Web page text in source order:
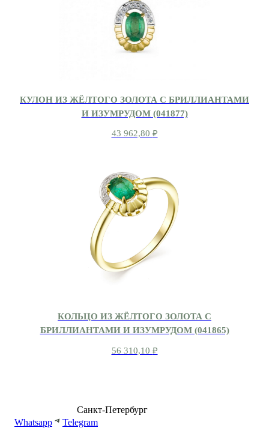
КУЛОН ИЗ ЖЁЛТОГО ЗОЛОТА С БРИЛЛИАНТАМИ
И ИЗУМРУДОМ (041877)
43 962,80 ₽
КОЛЬЦО ИЗ ЖЁЛТОГО ЗОЛОТА С
БРИЛЛИАНТАМИ И ИЗУМРУДОМ (041865)
56 310,10 ₽
Санкт-Петербург
Whatsapp
Telegram